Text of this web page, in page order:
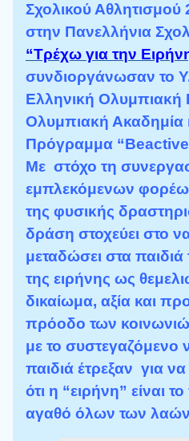
Σχολικού Αθλητισμού
στην Πανελλήνια
“Τρέχω για την
συνδιοργάνωσαν το
Ελληνική Ολυμπιακή
Ολυμπιακή Ακαδημία
Πρόγραμμα
Με στόχο τη
εμπλεκόμενων
της φυσικής
δράση στοχεύει στο
μεταδώσει στα παιδιά
της ειρήνης ως
δικαίωμα, αξία και
πρόοδο των
με το συστεγαζόμενο
παιδιά έτρεξαν για
ότι η “ειρήνη” είναι
αγαθό όλων των